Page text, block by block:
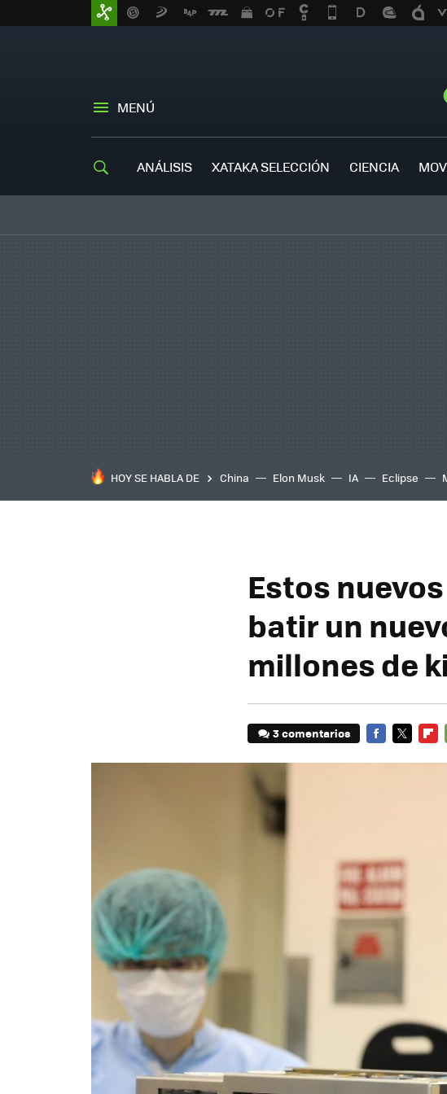
MENÚ
ANÁLISIS XATAKA SELECCIÓN CIENCIA
HOY SE HABLA DE China Elon Musk IA Eclipse
Estos
batir un
millones de
3 comentarios